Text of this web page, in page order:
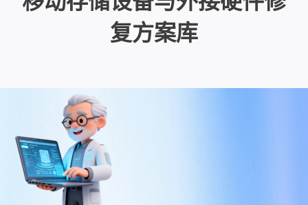
复方案库